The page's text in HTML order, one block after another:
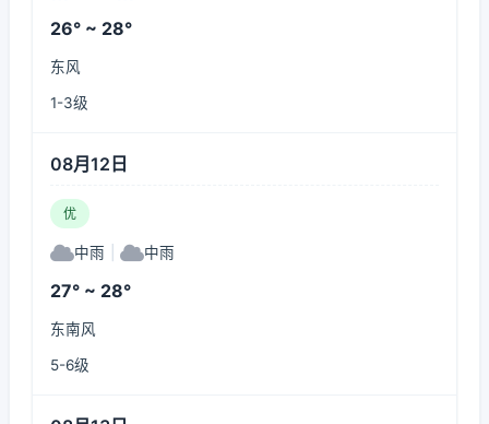
26° ~ 28°
东风
1-3级
08月12日
优
中雨 中雨
27° ~ 28°
东南风
5-6级